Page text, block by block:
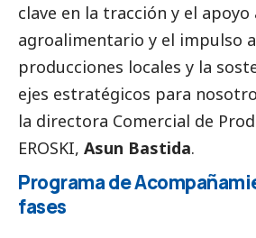
clave en la tracción y el
agroalimentario y el impulso
producciones locales y la
ejes estratégicos para
la directora Comercial de
EROSKI, Asun Bastida.
Programa de
fases